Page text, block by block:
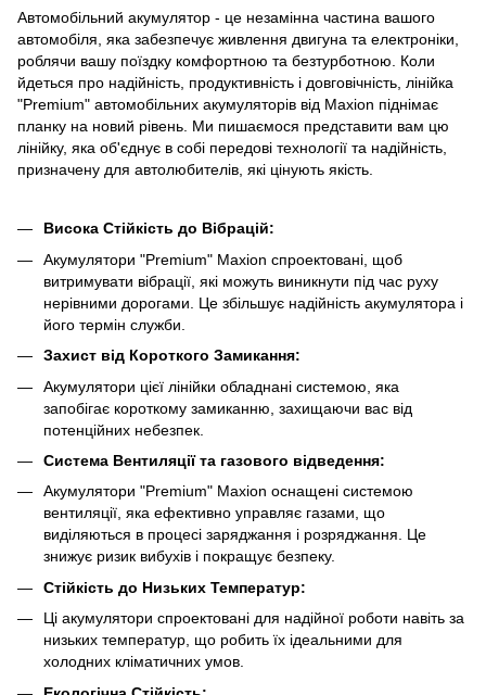
Автомобільний акумулятор - це незамінна частина вашого
автомобіля, яка забезпечує живлення двигуна та електроніки,
роблячи вашу поїздку комфортною та безтурботною. Коли
йдеться про надійність, продуктивність і довговічність, лінійка
"Premium" автомобільних акумуляторів від Maxion піднімає
планку на новий рівень. Ми пишаємося представити вам цю
лінійку, яка об'єднує в собі передові технології та надійність,
призначену для автолюбителів, які цінують якість.
Висока Стійкість до Вібрацій:
Акумулятори "Premium" Maxion спроектовані, щоб
витримувати вібрації, які можуть виникнути під час руху
нерівними дорогами. Це збільшує надійність акумулятора і
його термін служби.
Захист від Короткого Замикання:
Акумулятори цієї лінійки обладнані системою, яка
запобігає короткому замиканню, захищаючи вас від
потенційних небезпек.
Система Вентиляції та газового відведення:
Акумулятори "Premium" Maxion оснащені системою
вентиляції, яка ефективно управляє газами, що
виділяються в процесі заряджання і розряджання. Це
знижує ризик вибухів і покращує безпеку.
Стійкість до Низьких Температур:
Ці акумулятори спроектовані для надійної роботи навіть за
низьких температур, що робить їх ідеальними для
холодних кліматичних умов.